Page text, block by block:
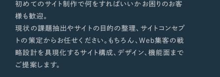
初めてのサイト制作で何をすればいいかお困りのお客
様も歓迎。
現状の課題抽出やサイトの目的の整理、サイトコンセプ
トの策定からお任せください。もちろん、Web集客の戦
略設計を具現化するサイト構成、デザイン、機能面まで
ご提案します。